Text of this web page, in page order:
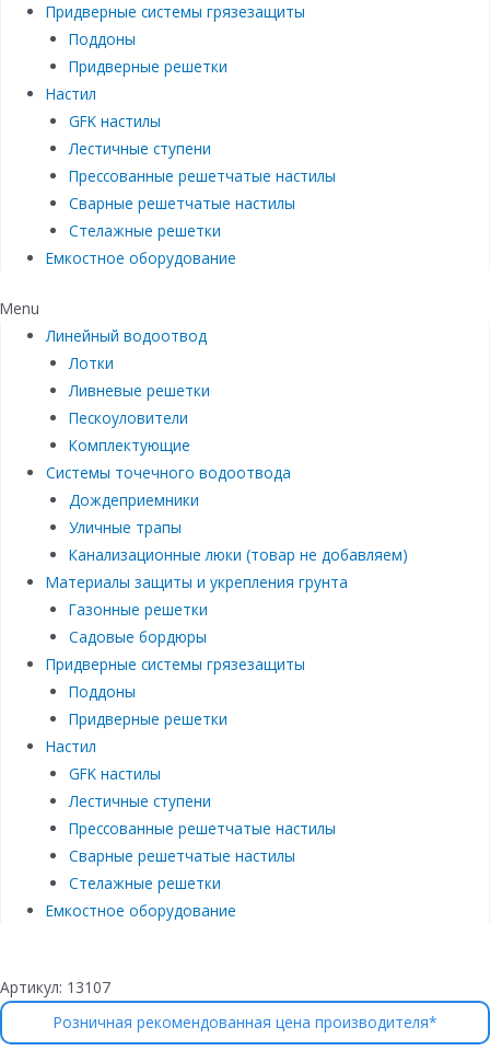
Придверные системы грязезащиты
Поддоны
Придверные решетки
Настил
GFK настилы
Лестичные ступени
Прессованные решетчатые настилы
Сварные решетчатые настилы
Стелажные решетки
Емкостное оборудование
Menu
Линейный водоотвод
Лотки
Ливневые решетки
Пескоуловители
Комплектующие
Системы точечного водоотвода
Дождеприемники
Уличные трапы
Канализационные люки (товар не добавляем)
Материалы защиты и укрепления грунта
Газонные решетки
Садовые бордюры
Придверные системы грязезащиты
Поддоны
Придверные решетки
Настил
GFK настилы
Лестичные ступени
Прессованные решетчатые настилы
Сварные решетчатые настилы
Стелажные решетки
Емкостное оборудование
Артикул: 13107
Розничная рекомендованная цена производителя*